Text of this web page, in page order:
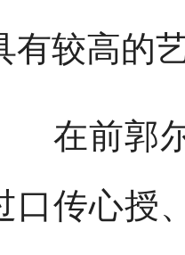
有较高的
在前郭尔
口传心授